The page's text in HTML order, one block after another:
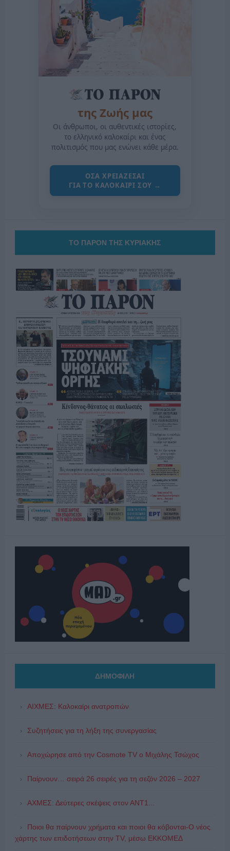
της Ζωής μας
Οι άνθρωποι, οι αυθεντικές ιστορίες,
το ελληνικό καλοκαίρι και ένας
πολιτισμός που μας ενώνει κάθε μέρα.
ΟΣΑ ΧΡΕΙΑΖΕΣΑΙ
ΓΙΑ ΤΟ ΚΑΛΟΚΑΙΡΙ ΣΟΥ →
ΤΟ ΠΑΡΟΝ ΤΗΣ ΚΥΡΙΑΚΗΣ
ΔΗΜΟΦΙΛΗ
ΑΙΧΜΕΣ: Καλοκαίρι ανατροπών
Συζητήσεις για τη λήξη της συνεργασίας
Αποχώρησε από την Cosmote TV o Μιχάλης Τσώχος
Παίρνουν… σειρά 26 σειρές για τη σεζόν 2026 – 2027
ΑΧΜΕΣ: Δεύτερες σκέψεις στον ΑΝΤ1...
Ποιοι θα παίρνουν χρήματα και ποιοι θα κόβονται-Ο νέος
χάρτης των επιδοτήσεων στην TV, μέσω ΕΚΚΟΜΕΔ